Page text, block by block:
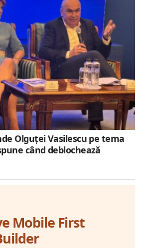
Olguței Vasilescu pe tema
când deblochează
Mobile First